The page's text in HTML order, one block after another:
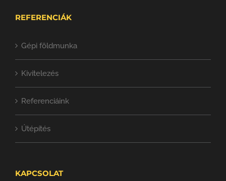
REFERENCIÁK
Gépi földmunka
Kivitelezés
Referenciáink
Útépítés
KAPCSOLAT